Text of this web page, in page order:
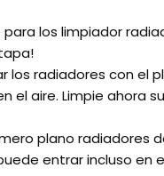
para los limpiador
los radiadores con
el aire. Limpie ahora
plano
entrar incluso en